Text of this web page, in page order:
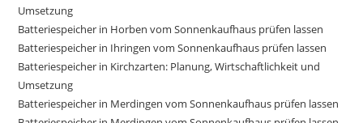
Umsetzung
Batteriespeicher in Horben vom Sonnenkaufhaus prüfen lassen
Batteriespeicher in Ihringen vom Sonnenkaufhaus prüfen lassen
Batteriespeicher in Kirchzarten: Planung, Wirtschaftlichkeit und
Umsetzung
Batteriespeicher in Merdingen vom Sonnenkaufhaus prüfen lassen